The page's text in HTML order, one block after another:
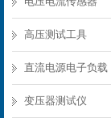
高压测试工具
直流电源电子负载
变压器测试仪